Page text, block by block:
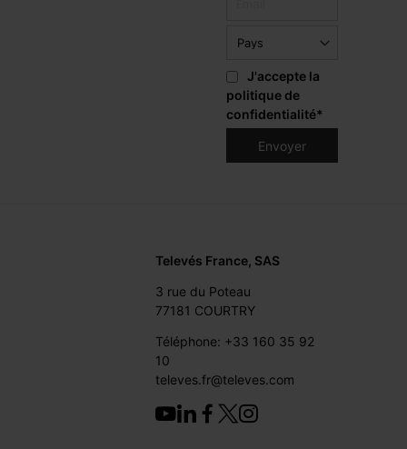
J'accepte la
politique de
confidentialité*
Televés France, SAS
3 rue du Poteau
77181 COURTRY
Téléphone: +33 160 35 92
10
televes.fr@televes.com